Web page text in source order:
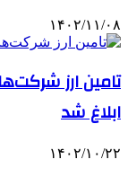
۱۴۰۲/۱۱/۰۸
ابلاغ شد
۱۴۰۲/۱۰/۲۲